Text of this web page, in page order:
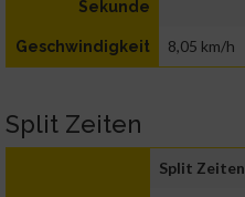
Sekunde
Geschwindigkeit 8,05 km/h
Split Zeiten
Split Zeiten